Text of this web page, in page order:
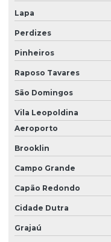
Orçamento de análise de
Orçamento de
Plano de manutenção
Preço alinhamento e
Serviço de alinhamento
Serviço de análise de
Serviço de
Serviço de engenharia de
Serviço de inspeção
Serviço de manutenção
Lapa
Perdizes
Pinheiros
Raposo Tavares
São Domingos
Vila Leopoldina
Aeroporto
Brooklin
Campo Grande
Capão Redondo
Cidade Dutra
Grajaú